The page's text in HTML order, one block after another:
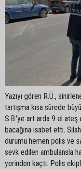
Yazıyı gören R.Ü.,
tartışma kısa sürede
S.B.'ye art arda 9 el ateş
bacağına isabet etti.
durumu hemen polis ve
sevk edilen ambulansla
yerinden kaçtı. Polis